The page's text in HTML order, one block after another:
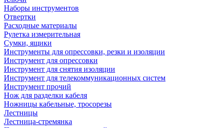
Наборы инструментов
Отвертки
Расходные материалы
Рулетка измерительная
Сумки, ящики
Инструменты для опрессовки, резки и изоляции
Инструмент для опрессовки
Инструмент для снятия изоляции
Инструмент для телекоммуникационных систем
Инструмент прочий
Нож для разделки кабеля
Ножницы кабельные, тросорезы
Лестницы
Лестница-стремянка